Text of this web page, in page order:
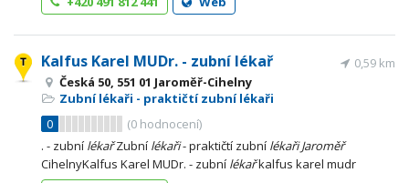
Kalfus Karel MUDr. - zubní lékař
Česká 50, 551 01 Jaroměř-Cihelny
Zubní lékaři - praktičtí zubní lékaři
0
(0 hodnocení)
0,59 km
. - zubní lékařZubní lékaři- praktičtí zubní lékaři Jaroměř
CihelnyKalfus Karel MUDr. - zubní lékařkalfus karel mudr